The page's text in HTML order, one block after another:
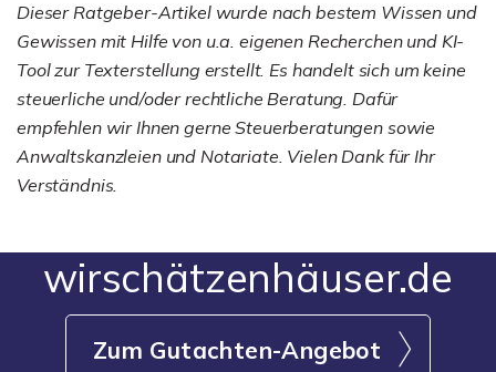
Dieser Ratgeber-Artikel wurde nach bestem Wissen und
Gewissen mit Hilfe von u.a. eigenen Recherchen und KI-
Tool zur Texterstellung erstellt. Es handelt sich um keine
steuerliche und/oder rechtliche Beratung. Dafür
empfehlen wir Ihnen gerne Steuerberatungen sowie
Anwaltskanzleien und Notariate. Vielen Dank für Ihr
Verständnis.
wirschätzenhäuser.de
Zum Gutachten-Angebot